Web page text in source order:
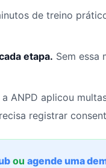
de treino
etapa. Sem essa
ANPD aplicou
registrar
ou agende uma